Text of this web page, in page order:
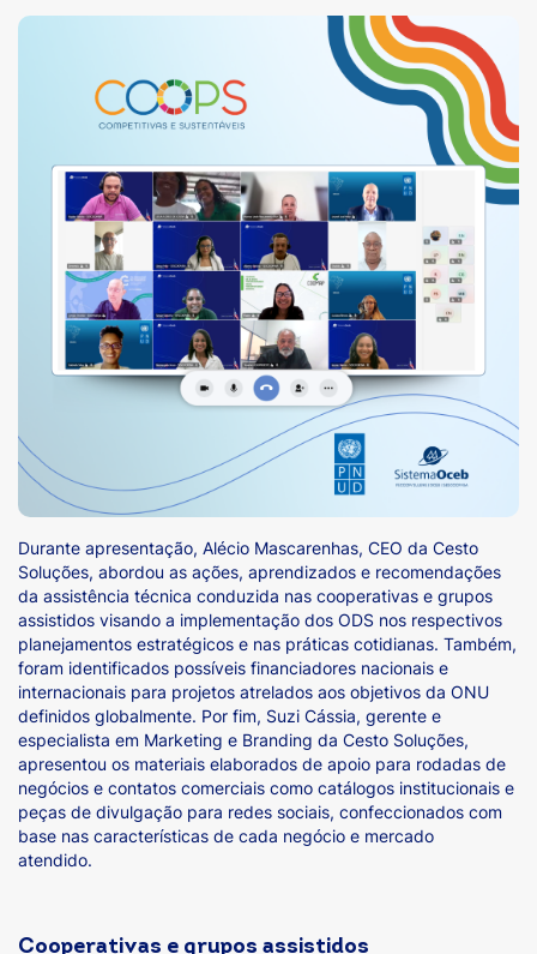
Durante apresentação, Alécio Mascarenhas, CEO da Cesto
Soluções, abordou as ações, aprendizados e recomendações
da assistência técnica conduzida nas cooperativas e grupos
assistidos visando a implementação dos ODS nos respectivos
planejamentos estratégicos e nas práticas cotidianas. Também,
foram identificados possíveis financiadores nacionais e
internacionais para projetos atrelados aos objetivos da ONU
definidos globalmente. Por fim, Suzi Cássia, gerente e
especialista em Marketing e Branding da Cesto Soluções,
apresentou os materiais elaborados de apoio para rodadas de
negócios e contatos comerciais como catálogos institucionais e
peças de divulgação para redes sociais, confeccionados com
base nas características de cada negócio e mercado
atendido.
Cooperativas e grupos assistidos